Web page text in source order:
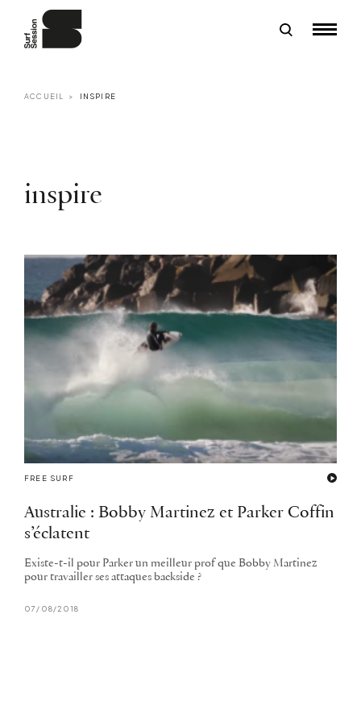
ACCUEIL INSPIRE
inspire
FREE SURF
Australie : Bobby Martinez et Parker Coffin
s’éclatent
Existe-t-il pour Parker un meilleur prof que Bobby Martinez
pour travailler ses attaques backside ?
07/08/2018